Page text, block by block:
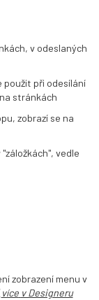
v odeslaných
při odesílání
stránkách
zobrazí se na
vedle
zobrazení menu v
více v Designeru